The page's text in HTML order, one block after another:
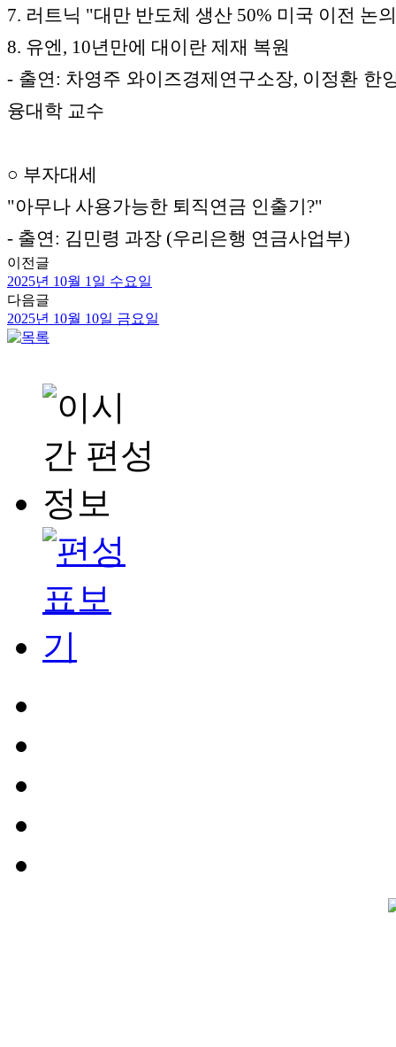
7. 러트닉 "대만 반도체 생산 50% 미국 이전 논
8. 유엔, 10년만에 대이란 제재 복원
- 출연: 차영주 와이즈경제연구소장, 이정환 한
융대학 교수
○ 부자대세
"아무나 사용가능한 퇴직연금 인출기?"
- 출연: 김민령 과장 (우리은행 연금사업부)
이전글
2025년 10월 1일 수요일
다음글
2025년 10월 10일 금요일